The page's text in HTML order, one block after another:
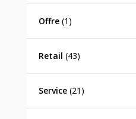
Offre(1)
Retail (43)
Service(21)